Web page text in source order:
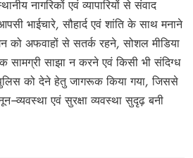
नागरिकों एवं व्यापारियों से संवाद
भाईचारे,सौहार्द एवं शांति के साथ मनाने
को अफवाहों से सतर्क रहने,सोशल मीडिया
सामग्री साझा न करने एवं किसी भी संदिग्ध
को देने हेतु जागरूक किया गया,जिससे
–व्यवस्था एवं सुरक्षा व्यवस्था सुदृढ़ बनी